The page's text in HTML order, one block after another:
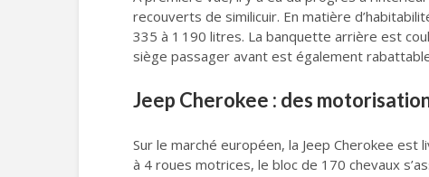
recouverts de similicuir. En matière
335 à 1 190 litres. La banquette arrière est
siège passager avant est également
Jeep Cherokee : des
Sur le marché européen, la Jeep Cherokee
à 4 roues motrices, le bloc de 170 chevaux